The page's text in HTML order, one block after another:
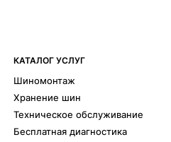
КАТАЛОГ УСЛУГ
Шиномонтаж
Хранение шин
Техническое обслуживание
Бесплатная диагностика